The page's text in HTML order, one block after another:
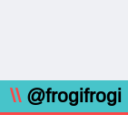
@frogifrogi
\\